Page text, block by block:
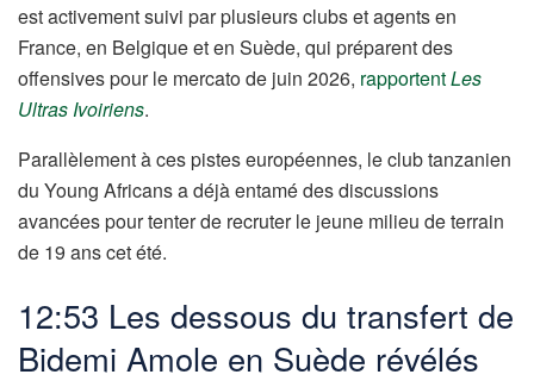
est activement suivi par plusieurs clubs et agents en
France, en Belgique et en Suède, qui préparent des
offensives pour le mercato de juin 2026, rapportentLes
Ultras Ivoiriens.
Parallèlement à ces pistes européennes, le club tanzanien
du Young Africans a déjà entamé des discussions
avancées pour tenter de recruter le jeune milieu de terrain
de 19 ans cet été.
12:53 Les dessous du transfert de
Bidemi Amole en Suède révélés